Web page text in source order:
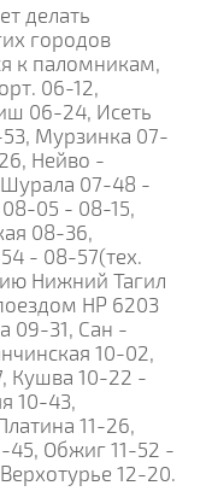
делать
городов
к паломникам,
06-12,
06-24, Исеть
Мурзинка 07-
Нейво -
Шурала 07-48 -
08-05 - 08-15,
08-36,
- 08-57(тех.
Нижний Тагил
НР 6203
09-31, Сан -
10-02,
Кушва 10-22 -
10-43,
11-26,
45, Обжиг 11-52 -
12-20.